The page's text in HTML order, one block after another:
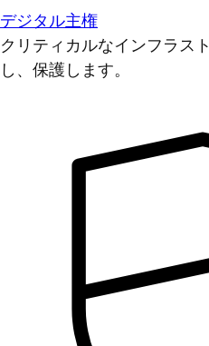
デジタル主権
クリティカルなインフラス
し、保護します。